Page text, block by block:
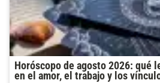
Horóscopo de agosto 2026: qué
en el amor, el trabajo y los